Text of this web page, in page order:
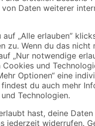
App herunterladen